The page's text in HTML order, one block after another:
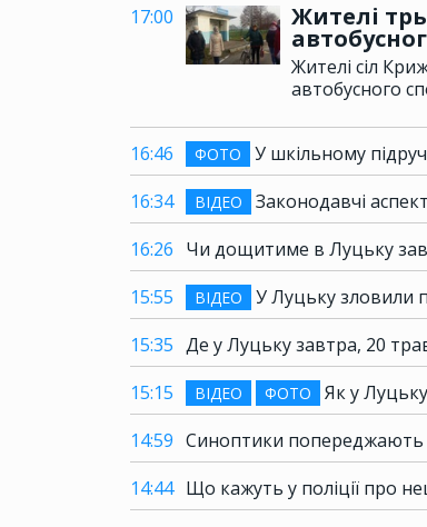
17:00 Жителі
Жителі сіл
автобусного
16:46 ФОТО
У шкільному
16:34
ВІДЕО
Законодавчі
16:26 Чи дощитиме в Луцьку
15:55
ВІДЕО
У Луцьку зловили
15:35 Де у Луцьку завтра, 20
15:15
ВІДЕО ФОТО
Як у
14:59 Синоптики попереджають
14:44 Що кажуть у поліції про